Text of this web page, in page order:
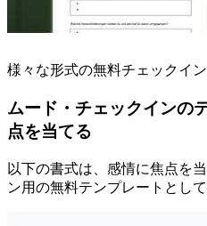
様々な形式の無料チェックイ
ムード・チェックインの
点を当てる
以下の書式は、感情に焦点を
ン用の無料テンプレートとして